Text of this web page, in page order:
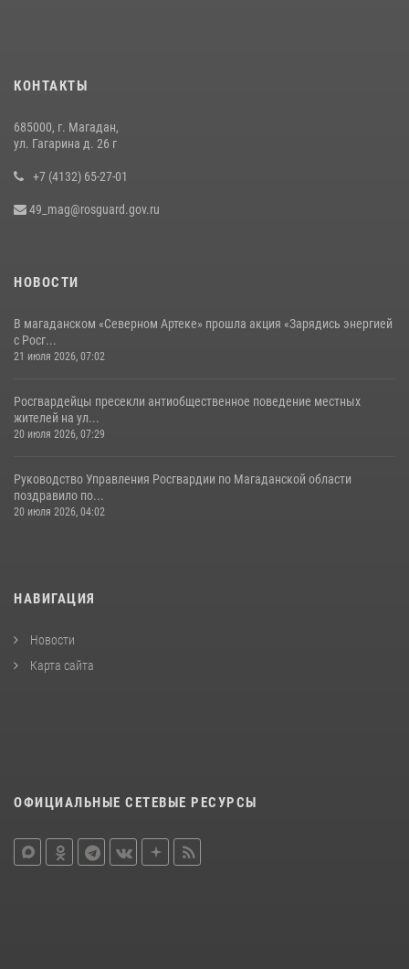
КОНТАКТЫ
685000, г. Магадан,
ул. Гагарина д. 26 г
+7 (4132) 65-27-01
49_mag@rosguard.gov.ru
НОВОСТИ
В магаданском «Северном Артеке» прошла акция «Зарядись энергией
с Росг...
21 июля 2026, 07:02
Росгвардейцы пресекли антиобщественное поведение местных
жителей на ул...
20 июля 2026, 07:29
Руководство Управления Росгвардии по Магаданской области
поздравило по...
20 июля 2026, 04:02
НАВИГАЦИЯ
Новости
Карта сайта
ОФИЦИАЛЬНЫЕ СЕТЕВЫЕ РЕСУРСЫ